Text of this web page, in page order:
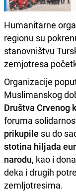
Humanitarne
regionu su
stanovništvu
zemjotresa
Organizacije
Muslimanskog
Društva Crvenog
foruma
prikupile su do
stotina hiljada
narodu, kao i
deka i drugih
zemljotresima.